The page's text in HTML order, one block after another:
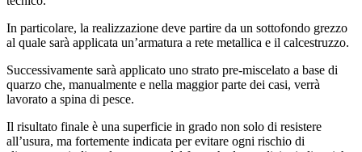
In particolare, la realizzazione deve partire da un sottofondo grezzo
al quale sarà applicata un’armatura a rete metallica e il calcestruzzo.
Successivamente sarà applicato uno strato pre-miscelato a base di
quarzo che, manualmente e nella maggior parte dei casi, verrà
lavorato a spina di pesce.
Il risultato finale è una superficie in grado non solo di resistere
all’usura, ma fortemente indicata per evitare ogni rischio di